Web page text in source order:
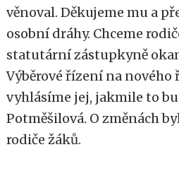
věnoval. Děkujeme mu a
osobní dráhy. Chceme
statutární zástupkyně
Výběrové řízení na
vyhlásíme jej, jakmile to
Potměšilová. O změnách
rodiče žáků.